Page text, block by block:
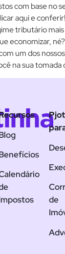
com base no
aqui e
tributário
economizar,
um dos
na sua tomada
de